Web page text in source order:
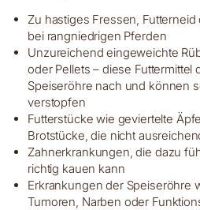
Zu hastiges Fressen,
bei rangniedrigen Pferden
Unzureichend eingeweichte
oder Pellets – diese Futtermittel
Speiseröhre nach und können
verstopfen
Futterstücke wie geviertelte
Brotstücke, die nicht
Zahnerkrankungen, die dazu
richtig kauen kann
Erkrankungen der Speiseröhre
Tumoren, Narben oder